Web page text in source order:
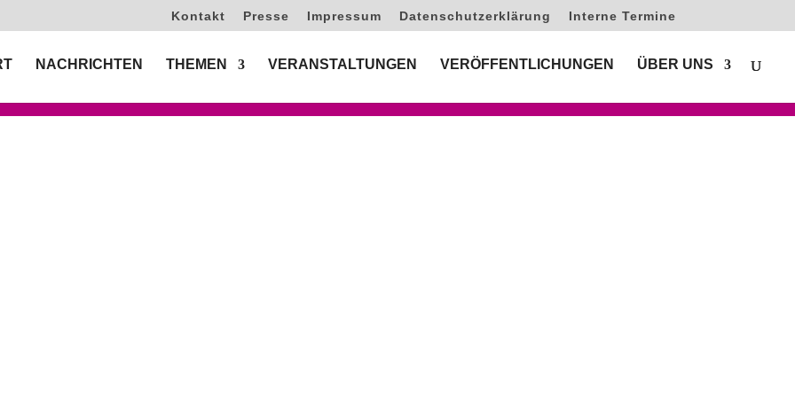
Kontakt Presse Impressum Datenschutzerklärung Interne Termine
NACHRICHTEN THEMEN VERANSTALTUNGEN VERÖFFENTLICHUNGEN ÜBER UNS